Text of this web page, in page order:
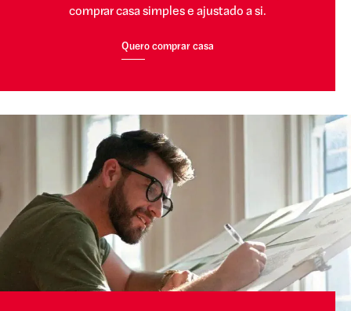
comprar casa simples e ajustado a si.
Quero comprar casa